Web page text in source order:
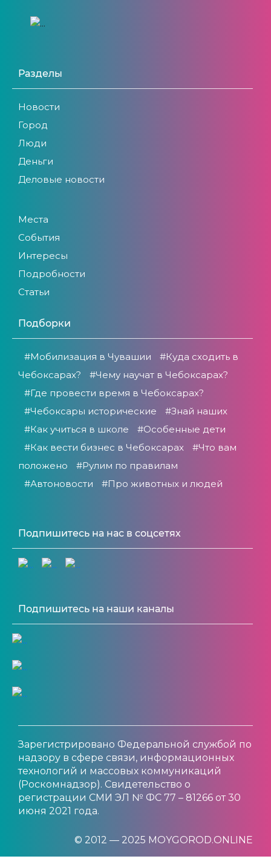
Разделы
Новости
Город
Люди
Деньги
Деловые новости
Места
События
Интересы
Подробности
Статьи
Подборки
#Мобилизация в Чувашии
#Куда сходить в
Чебоксарах?
#Чему научат в Чебоксарах?
#Где провести время в Чебоксарах?
#Чебоксары исторические
#Знай наших
#Как учиться в школе
#Особенные дети
#Как вести бизнес в Чебоксарах
#Что вам
положено
#Рулим по правилам
#Автоновости
#Про животных и людей
Подпишитесь на нас в соцсетях
Подпишитесь на наши каналы
Зарегистрировано Федеральной службой по
надзору в сфере связи, информационных
технологий и массовых коммуникаций
(Роскомнадзор). Свидетельство о
регистрации СМИ ЭЛ № ФС 77 – 81266 от 30
июня 2021 года.
© 2012 — 2025 MOYGOROD.ONLINE